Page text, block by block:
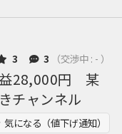
3 3 （交渉中 : - ）
28,000円 某
チャンネル
気になる（値下げ通知）